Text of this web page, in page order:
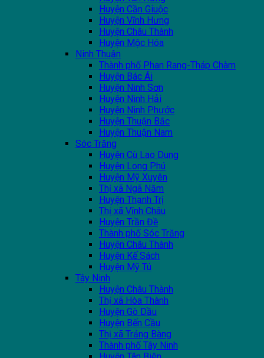
Huyện Cần Giuộc
Huyện Vĩnh Hưng
Huyện Châu Thành
Huyện Mộc Hóa
Ninh Thuận
Thành phố Phan Rang-Tháp Chàm
Huyện Bác Ái
Huyện Ninh Sơn
Huyện Ninh Hải
Huyện Ninh Phước
Huyện Thuận Bắc
Huyện Thuận Nam
Sóc Trăng
Huyện Cù Lao Dung
Huyện Long Phú
Huyện Mỹ Xuyên
Thị xã Ngã Năm
Huyện Thạnh Trị
Thị xã Vĩnh Châu
Huyện Trần Đề
Thành phố Sóc Trăng
Huyện Châu Thành
Huyện Kế Sách
Huyện Mỹ Tú
Tây Ninh
Huyện Châu Thành
Thị xã Hòa Thành
Huyện Gò Dầu
Huyện Bến Cầu
Thị xã Trảng Bàng
Thành phố Tây Ninh